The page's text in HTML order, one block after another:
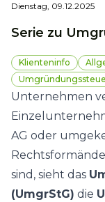
Dienstag, 09.12.2025
Serie zu
Klienteninfo
Unternehmen
AG oder
sind, sieht das
(UmgrStG) die